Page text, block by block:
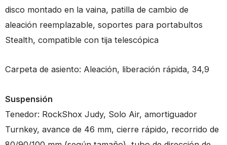
disco montado en la vaina, patilla de cambio de
aleación reemplazable, soportes para portabultos
Stealth, compatible con tija telescópica
Carpeta de asiento: Aleación, liberación rápida, 34,9
Suspensión
Tenedor: RockShox Judy, Solo Air, amortiguador
Turnkey, avance de 46 mm, cierre rápido, recorrido de